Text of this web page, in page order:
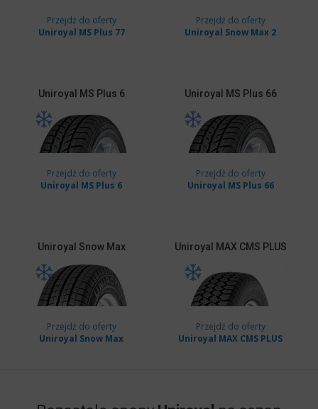
Przejdź do oferty
Uniroyal MS Plus 77
Przejdź do oferty
Uniroyal Snow Max 2
Uniroyal MS Plus 6
Przejdź do oferty
Uniroyal MS Plus 6
Uniroyal MS Plus 66
Przejdź do oferty
Uniroyal MS Plus 66
Uniroyal Snow Max
Przejdź do oferty
Uniroyal Snow Max
Uniroyal MAX CMS PLUS
Przejdź do oferty
Uniroyal MAX CMS PLUS